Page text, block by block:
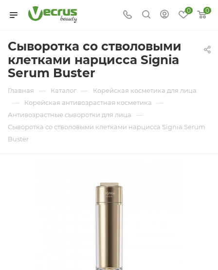
0 0
Сыворотка со стволовыми
клетками нарцисса Signia
Serum Buster
Главная — Каталог — Корейская косметика для лица
— Корейская антивозрастная косметика —
Антивозрастные сыворотки для лица —
Сыворотка со стволовыми клетками нарцисса Signia Serum
Buster